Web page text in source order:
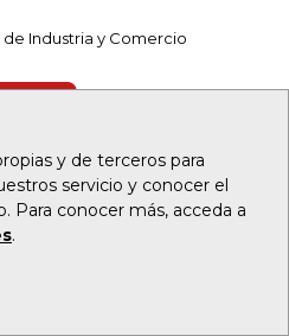
y de terceros para
servicio y conocer el
Para conocer más, acceda a
.
Industria y Comercio